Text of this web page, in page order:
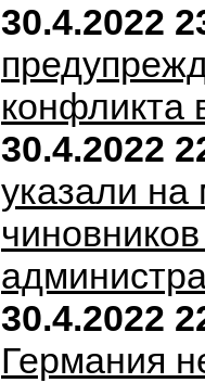
30.4.2022
конфликта
30.4.2022
указали на
30.4.2022
Германия